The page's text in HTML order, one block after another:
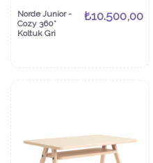
Norde Junior -
Cozy 360°
Koltuk Gri
₺10.500,00